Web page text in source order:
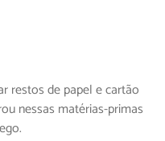
restos de papel e cartão
nessas matérias-primas